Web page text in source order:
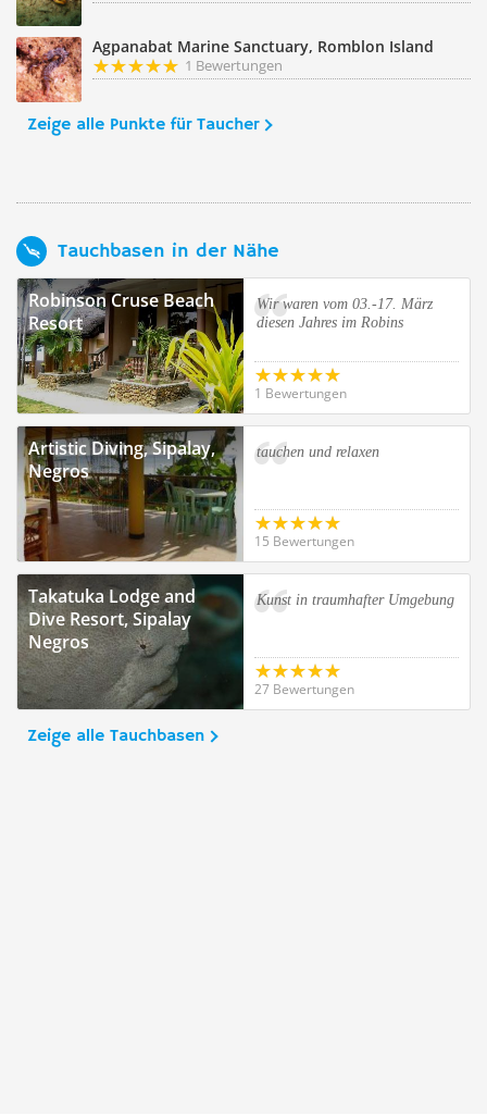
Agpanabat Marine Sanctuary, Romblon Island
1 Bewertungen
Zeige alle Punkte für Taucher
Tauchbasen in der Nähe
Robinson Cruse Beach
Resort
Wir waren vom 03.-17. März
diesen Jahres im Robins
1 Bewertungen
Artistic Diving, Sipalay,
Negros
tauchen und relaxen
15 Bewertungen
Takatuka Lodge and
Dive Resort, Sipalay
Negros
Kunst in traumhafter Umgebung
27 Bewertungen
Zeige alle Tauchbasen